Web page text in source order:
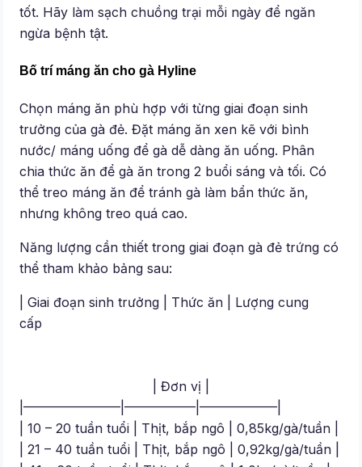
tốt. Hãy làm sạch chuồng trại mỗi ngày để ngăn
ngừa bệnh tật.
Bố trí máng ăn cho gà Hyline
Chọn máng ăn phù hợp với từng giai đoạn sinh
trưởng của gà đẻ. Đặt máng ăn xen kẽ với bình
nước/ máng uống để gà dễ dàng ăn uống. Phân
chia thức ăn để gà ăn trong 2 buổi sáng và tối. Có
thể treo máng ăn để tránh gà làm bẩn thức ăn,
nhưng không treo quá cao.
Năng lượng cần thiết trong giai đoạn gà đẻ trứng có
thể tham khảo bảng sau:
| Giai đoạn sinh trưởng | Thức ăn | Lượng cung
cấp
| Đơn vị |
|———————–|—————–|——————|
| 10 – 20 tuần tuổi | Thịt, bắp ngô | 0,85kg/gà/tuần |
| 21 – 40 tuần tuổi | Thịt, bắp ngô | 0,92kg/gà/tuần |